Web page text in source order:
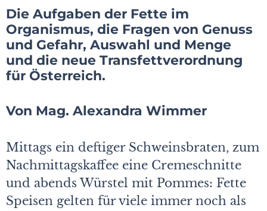
Die Aufgaben der Fette im
Organismus, die Fragen von Genuss
und Gefahr, Auswahl und Menge
und die neue Transfettverordnung
für Österreich.
Von Mag. Alexandra Wimmer
Mittags ein deftiger Schweinsbraten, zum
Nachmittagskaffee eine Cremeschnitte
und abends Würstel mit Pommes: Fette
Speisen gelten für viele immer noch als